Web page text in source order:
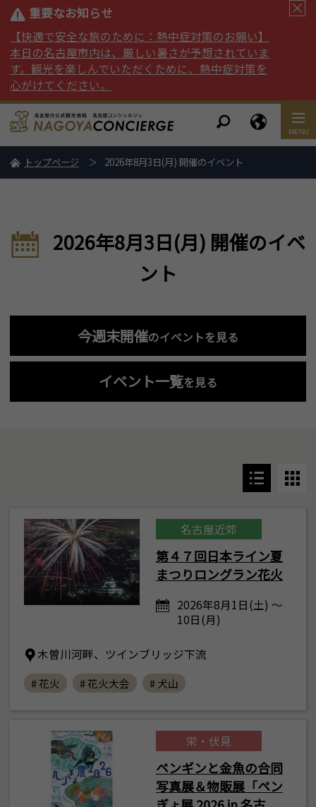
重要なお知らせ
【快適で安全な旅のために：熱中症対策のお願い】
本日の名古屋市内は、厳しい暑さが予想されていま
す。観光を楽しんでいただくために、熱中症対策を
心がけてください。
トップページ 2026年8月3日(月) 開催のイベント
2026年8月3日(月) 開催のイベ
ント
今週末開催のイベントを見る
イベント一覧を見る
名古屋近郊
第４７回日本ライン夏
まつりロングラン花火
2026年8月1日(土) ～
10日(月)
木曽川河畔、ツインブリッジ下流
# 花火 # 花火大会 # 犬山
栄・伏見
ペンギンと金魚の合同
写真展＆物販展「ペン